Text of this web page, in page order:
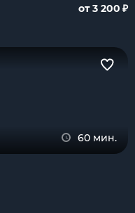
от 3 200 ₽
60 мин.